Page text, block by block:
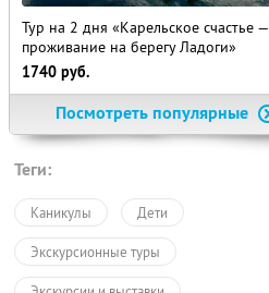
Тур на 2 дня «Карельское счастье —
проживание на берегу Ладоги»
1740 руб.
Посмотреть популярные
Теги:
Каникулы Дети
Экскурсионные туры